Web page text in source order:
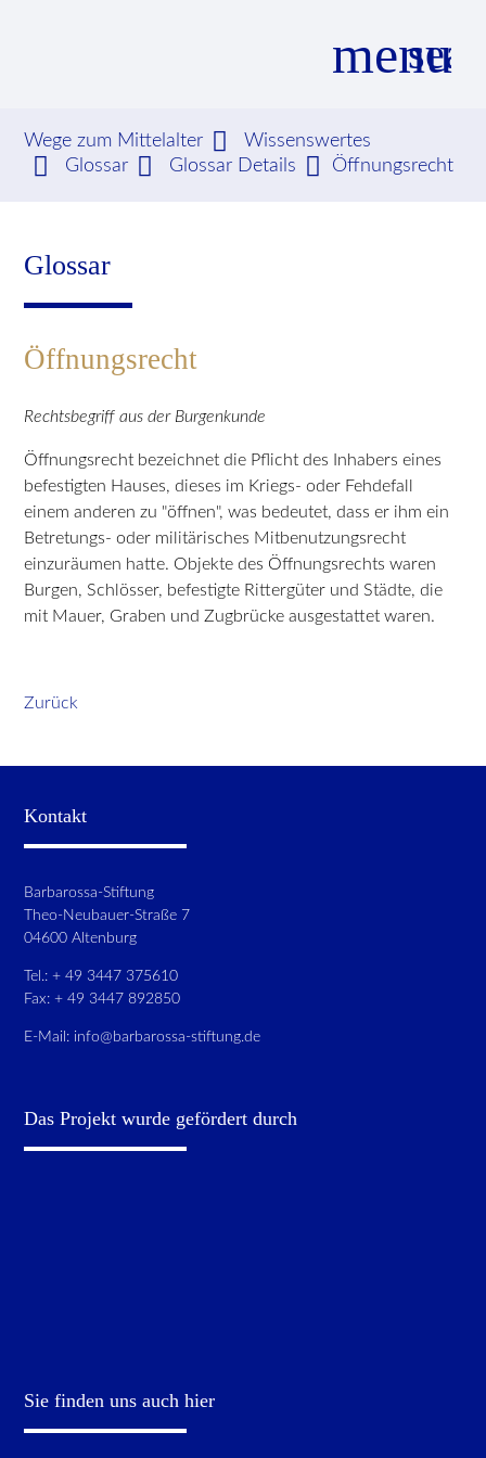
menu
Suchbegriffe SUCHEN
Wege zum Mittelalter
Wissenswertes
Glossar
Glossar Details Öffnungsrecht
Glossar
Öffnungsrecht
Rechtsbegriff aus der Burgenkunde
Öffnungsrecht bezeichnet die Pflicht des Inhabers eines
befestigten Hauses, dieses im Kriegs- oder Fehdefall
einem anderen zu "öffnen", was bedeutet, dass er ihm ein
Betretungs- oder militärisches Mitbenutzungsrecht
einzuräumen hatte. Objekte des Öffnungsrechts waren
Burgen, Schlösser, befestigte Rittergüter und Städte, die
mit Mauer, Graben und Zugbrücke ausgestattet waren.
Zurück
Kontakt
Barbarossa-Stiftung
Theo-Neubauer-Straße 7
04600 Altenburg
Tel.: + 49 3447 375610
Fax: + 49 3447 892850
E-Mail: info@barbarossa-stiftung.de
Das Projekt wurde gefördert durch
Sie finden uns auch hier